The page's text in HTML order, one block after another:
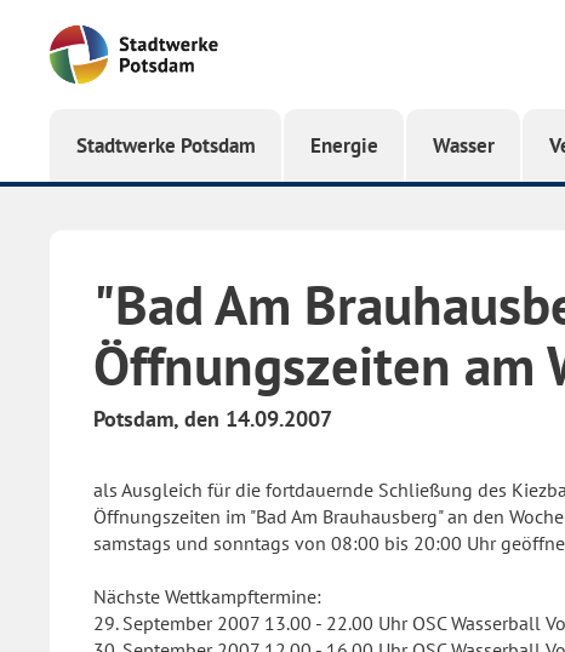
Startseite
Stadtwerke Potsdam Energie Wasser
"Bad Am
Öffnungszeiten am
Potsdam, den 14.09.2007
als Ausgleich für die fortdauernde Schließung des
Öffnungszeiten im "Bad Am Brauhausberg" an den
samstags und sonntags von 08:00 bis 20:00 Uhr
Nächste Wettkampftermine:
29. September 2007 13.00 - 22.00 Uhr OSC Wasserball